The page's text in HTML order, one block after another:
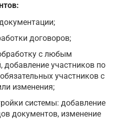
договоров;
с любым
добавление участников по
участников с
изменения;
системы: добавление
документов, изменение